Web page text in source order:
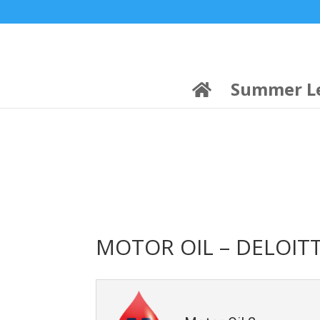
Summer League
Summer League
Summer
MOTOR OIL –